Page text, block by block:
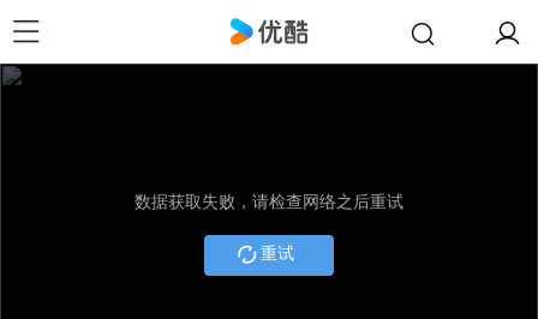
数据获取失败，请检查网络之后重试
重试